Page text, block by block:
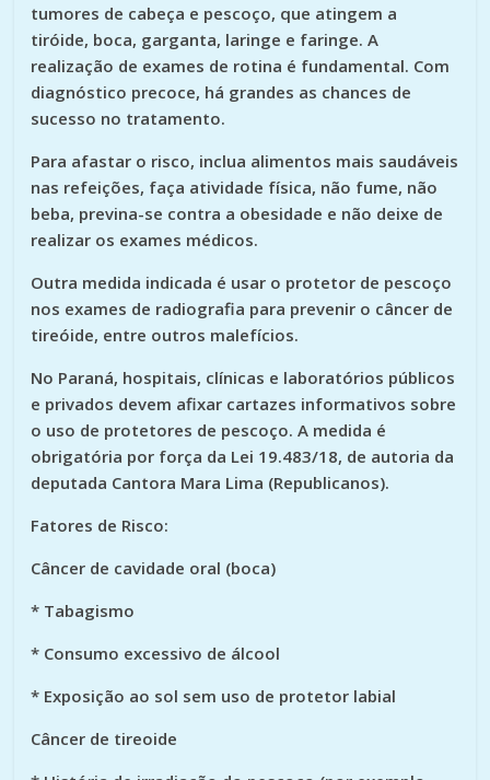
tumores de cabeça e pescoço, que atingem a
tiróide, boca, garganta, laringe e faringe. A
realização de exames de rotina é fundamental. Com
diagnóstico precoce, há grandes as chances de
sucesso no tratamento.
Para afastar o risco, inclua alimentos mais saudáveis
nas refeições, faça atividade física, não fume, não
beba, previna-se contra a obesidade e não deixe de
realizar os exames médicos.
Outra medida indicada é usar o protetor de pescoço
nos exames de radiografia para prevenir o câncer de
tireóide, entre outros malefícios.
No Paraná, hospitais, clínicas e laboratórios públicos
e privados devem afixar cartazes informativos sobre
o uso de protetores de pescoço. A medida é
obrigatória por força da Lei 19.483/18, de autoria da
deputada Cantora Mara Lima (Republicanos).
Fatores de Risco:
Câncer de cavidade oral (boca)
* Tabagismo
* Consumo excessivo de álcool
* Exposição ao sol sem uso de protetor labial
Câncer de tireoide